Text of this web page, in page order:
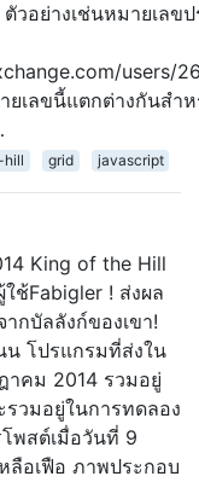
วอย่างเช่นหมายเลข
users/
ยเลขนี้แตกต่างกันสำ
hill grid javascript
King of the Hill
ช้Fabigler ! ส่งผล
กบัลลังก์ของเขา!
โปรแกรมที่ส่งใน
คม 2014 รวมอยู่
วมอยู่ในการทดลอง
พสต์เมื่อวันที่ 9
ลือเฟือ ภาพประกอบ